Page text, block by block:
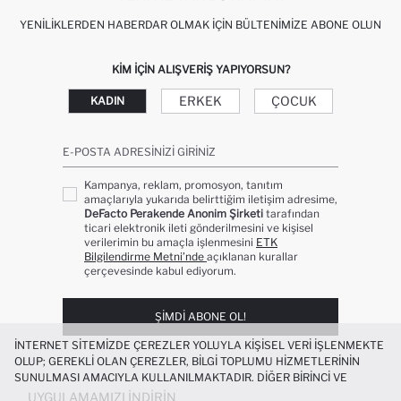
YENILIKLERDEN HABERDAR OLMAK İÇIN BÜLTENIMIZE ABONE OLUN
KIM IÇIN ALIŞVERIŞ YAPIYORSUN?
KADIN ERKEK ÇOCUK
E-POSTA ADRESINIZI GIRINIZ
Kampanya, reklam, promosyon, tanıtım
amaçlarıyla yukarıda belirttiğim iletişim adresime,
DeFacto Perakende Anonim Şirketi tarafından
ticari elektronik ileti gönderilmesini ve kişisel
verilerimin bu amaçla işlenmesini ETK
Bilgilendirme Metni’nde açıklanan kurallar
çerçevesinde kabul ediyorum.
ŞIMDI ABONE OL!
UYGULAMAMIZI İNDIRIN
İNTERNET SITEMIZDE ÇEREZLER YOLUYLA KIŞISEL VERI IŞLENMEKTE
OLUP; GEREKLI OLAN ÇEREZLER, BILGI TOPLUMU HIZMETLERININ
SUNULMASI AMACIYLA KULLANILMAKTADIR. DIĞER BIRINCI VE
ÜÇÜNCÜ TARAF ÇEREZLER ISE SIZE DAHA IYI BIR ALIŞVERIŞ